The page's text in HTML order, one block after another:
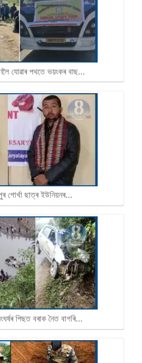
যোৱাৰ পথতে ভয়ংকৰ বাছ…
গোৰ্খা ছাত্ৰ ইউনিয়নৰ…
পিছত বৰাক নৈত বাগৰি…